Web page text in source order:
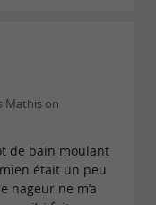
Mathis on
de bain moulant
était un peu
nageur ne m’a